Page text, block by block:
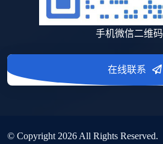
手机微信二维码
在线联系
© Copyright 2026 All Rights Reserved.